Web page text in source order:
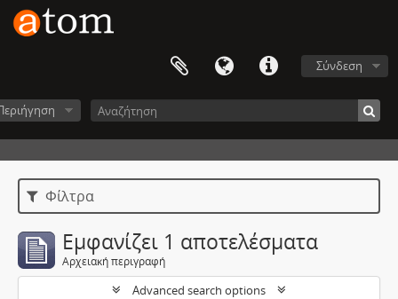
Σύνδεση
Φίλτρα
Εμφανίζει 1 αποτελέσματα
Αρχειακή περιγραφή
Advanced search options